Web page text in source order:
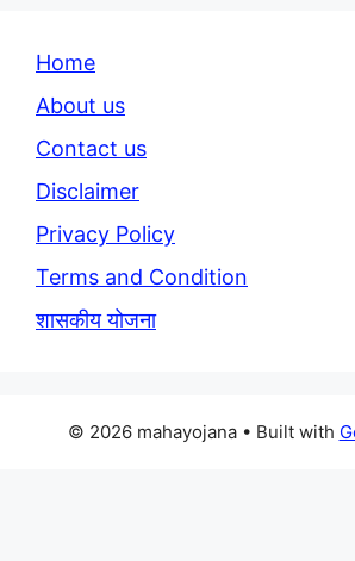
Home
About us
Contact us
Disclaimer
Privacy Policy
Terms and Condition
शासकीय योजना
© 2026 mahayojana• Built with